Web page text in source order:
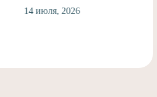
14 июля, 2026